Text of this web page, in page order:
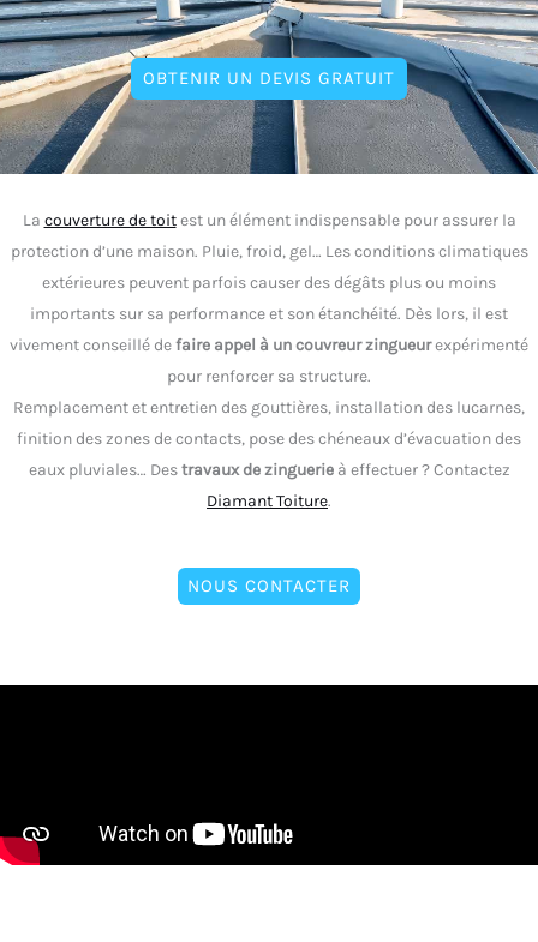
OBTENIR UN DEVIS GRATUIT
La couverture de toitest un élément indispensable pour assurer la
protection d’une maison. Pluie, froid, gel… Les conditions climatiques
extérieures peuvent parfois causer des dégâts plus ou moins
importants sur sa performance et son étanchéité. Dès lors, il est
vivement conseillé defaire appel à un couvreur zingueurexpérimenté
pour renforcer sa structure.
Remplacement et entretien des gouttières, installation des lucarnes,
finition des zones de contacts, pose des chéneaux d’évacuation des
eaux pluviales… Destravaux de zinguerieà effectuer ? Contactez
Diamant Toiture.
NOUS CONTACTER